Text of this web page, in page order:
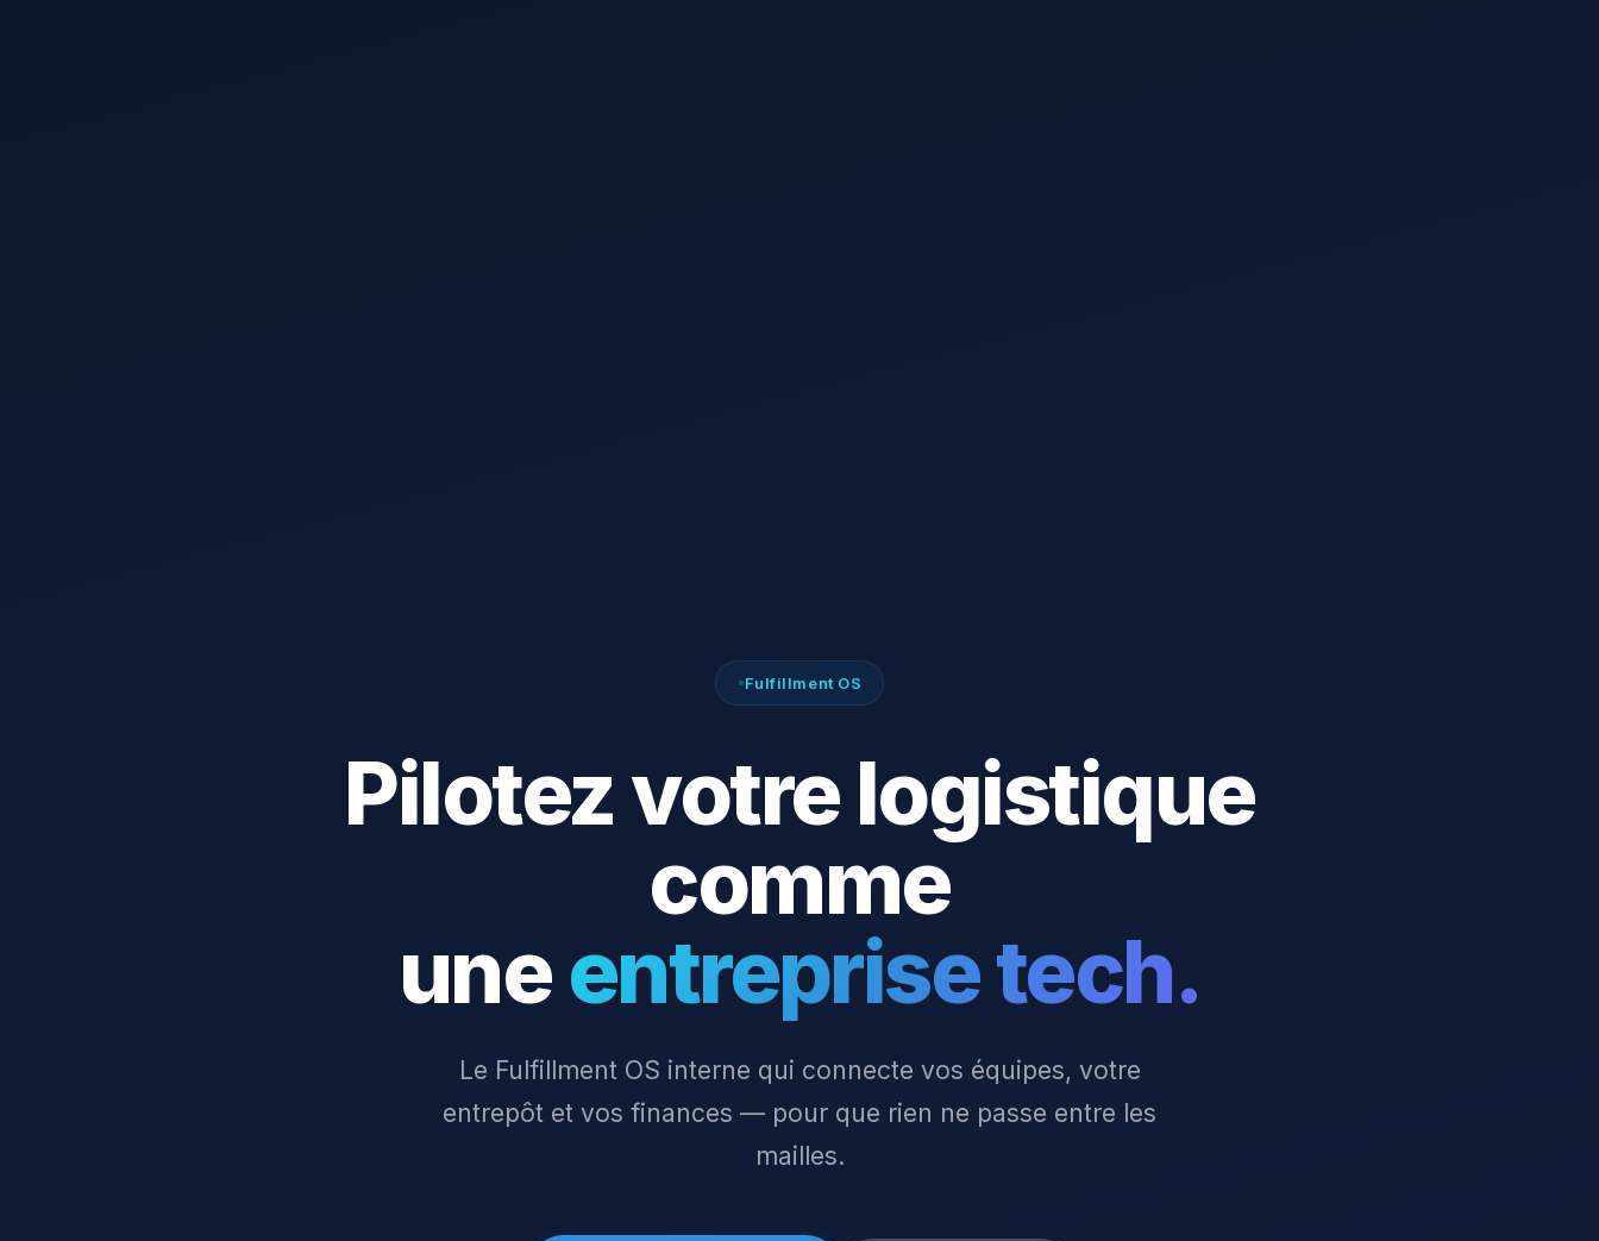
Fulfillment OS
Pilotez votre logistique
comme
uneentreprise tech.
Le Fulfillment OS interne qui connecte vos équipes, votre
entrepôt et vos finances — pour que rien ne passe entre les
mailles.